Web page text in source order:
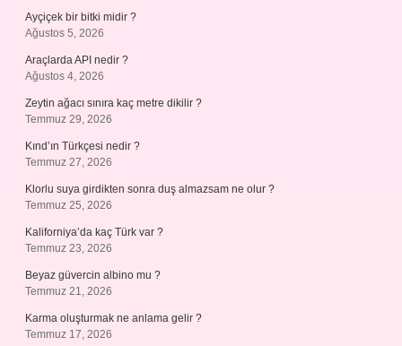
Ayçiçek bir bitki midir ?
Ağustos 5, 2026
Araçlarda API nedir ?
Ağustos 4, 2026
Zeytin ağacı sınıra kaç metre dikilir ?
Temmuz 29, 2026
Kınd’ın Türkçesi nedir ?
Temmuz 27, 2026
Klorlu suya girdikten sonra duş almazsam ne olur ?
Temmuz 25, 2026
Kaliforniya’da kaç Türk var ?
Temmuz 23, 2026
Beyaz güvercin albino mu ?
Temmuz 21, 2026
Karma oluşturmak ne anlama gelir ?
Temmuz 17, 2026